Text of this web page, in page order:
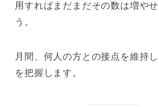
用すればまだまだその数は増や
う。
月間、何人の方との接点を維持
を把握します。